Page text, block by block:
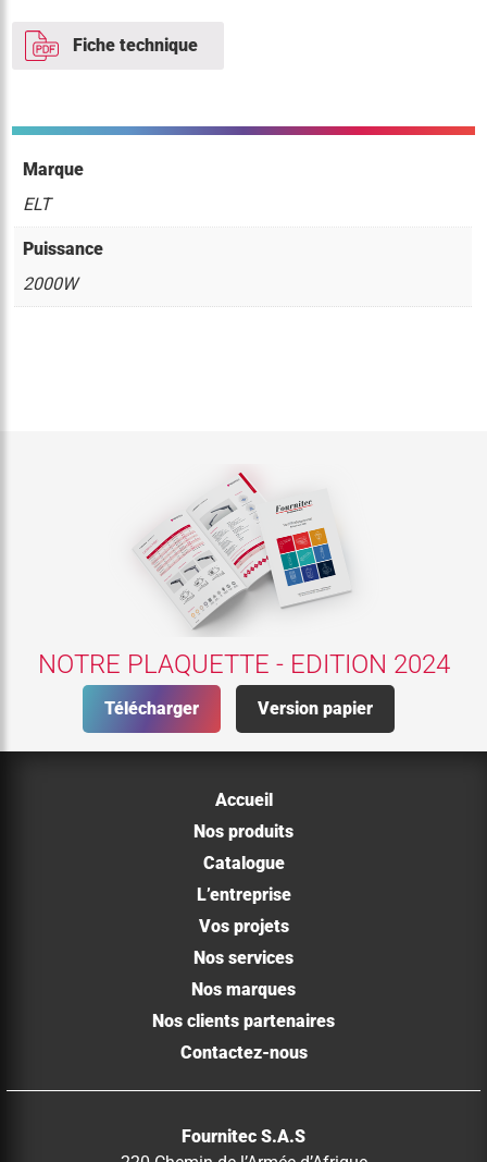
Fiche technique
Marque
ELT
Puissance
2000W
NOTRE PLAQUETTE - EDITION 2024
Télécharger Version papier
Accueil
Nos produits
Catalogue
L’entreprise
Vos projets
Nos services
Nos marques
Nos clients partenaires
Contactez-nous
Fournitec S.A.S